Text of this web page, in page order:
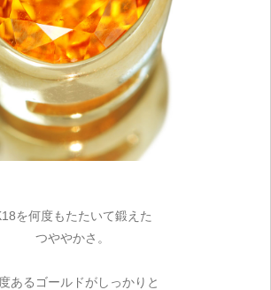
を何度もたたいて鍛えた
つややかさ。
あるゴールドがしっかりと